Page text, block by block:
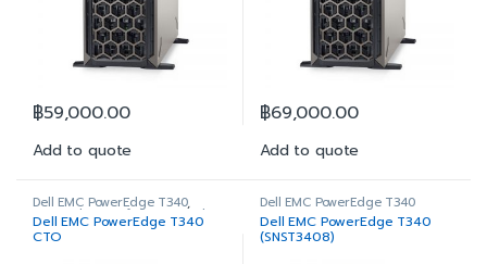
฿59,000.00
Add to quote
฿69,000.00
Add to quote
Dell EMC PowerEdge T340,
PowerEdge Configure to Order
Dell EMC PowerEdge T340
CTO
Dell EMC PowerEdge T340
Dell EMC PowerEdge T340
(SNST3408)